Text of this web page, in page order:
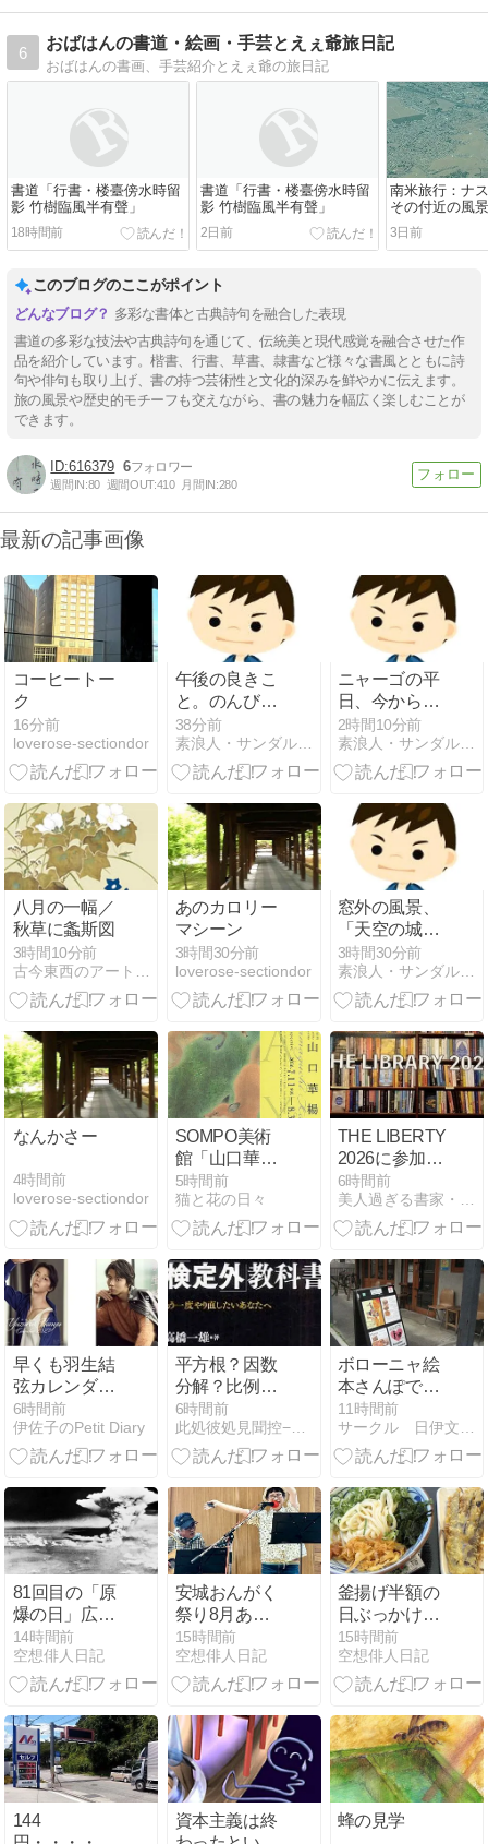
6
おばはんの書道・絵画・手芸とえぇ爺旅日記
おばはんの書画、手芸紹介とえぇ爺の旅日記
書道「行書・楼臺傍水時留
影 竹樹臨風半有聲」
18時間前
書道「行書・楼臺傍水時留
影 竹樹臨風半有聲」
2日前
南米旅行：ナ
その付近の風景
3日前
このブログのここがポイント
多彩な書体と古典詩句を融合した表現
書道の多彩な技法や古典詩句を通じて、伝統美と現代感覚を融合させた作
品を紹介しています。楷書、行書、草書、隷書など様々な書風とともに詩
句や俳句も取り上げ、書の持つ芸術性と文化的深みを鮮やかに伝えます。
旅の風景や歴史的モチーフも交えながら、書の魅力を幅広く楽しむことが
できます。
616379 6
週間IN:80 週間OUT:410 月間IN:280
最新の記事画像
コーヒートー
ク
16分前
loverose-sectiondor
午後の良きこ
と。のんびり
できた。
38分前
素浪人・サンダルニャーゴの日々。
ニャーゴの平
日、今から風
呂掃除。きれ
いに磨くので
ある。
2時間10分前
素浪人・サンダルニャーゴの日々。
八月の一幅／
秋草に螽斯図
3時間10分前
あのカロリー
マシーン
3時間30分前
loverose-sectiondor
窓外の風景、
「天空の城」
のような入道
雲。
3時間30分前
素浪人・サンダルニャーゴの日々。
なんかさー
4時間前
loverose-sectiondor
SOMPO美術
館「山口華楊
展」
5時間前
猫と花の日々
THE LIBERTY
2026に参加し
てます！！
6時間前
美人過ぎる書家・竹翠の愛の制作日記
早くも羽生結
弦カレンダー
が…ハゴロモ
も
6時間前
伊佐子のPetit Diary
平方根？因数
分解？比例反
比例？…とい
うこと
6時間前
此処彼処見聞控−ここかしこみききのひかえ
ボローニャ絵
本さんぽでミ
ニ展示会が開
催されている
Cafe Aricaで
を食べてきま
した🍴@とき
わ台南口Cafe
Arica
11時間前
サークル 日伊文化交流会
81回目の「原
爆の日」広
島・平和祈念
式典
14時間前
空想俳人日記
安城おんがく
祭り8月あり
がとうござい
ました
15時間前
空想俳人日記
釜揚げ半額の
日ぶっかけ冷
も半額だった
んで
15時間前
空想俳人日記
144
資本主義は終
蜂の見学